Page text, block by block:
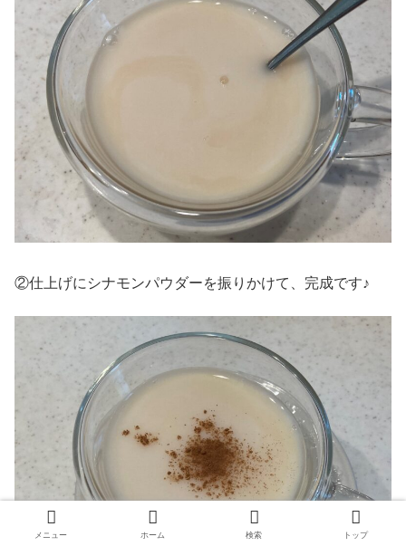
②仕上げにシナモンパウダーを振りかけて、完成です♪
メニュー ホーム 検索 トップ